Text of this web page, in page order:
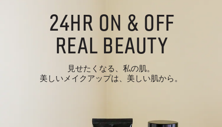
24HR ON & OFF
REAL BEAUTY
見せたくなる、私の肌。
美しいメイクアップは、美しい肌から。